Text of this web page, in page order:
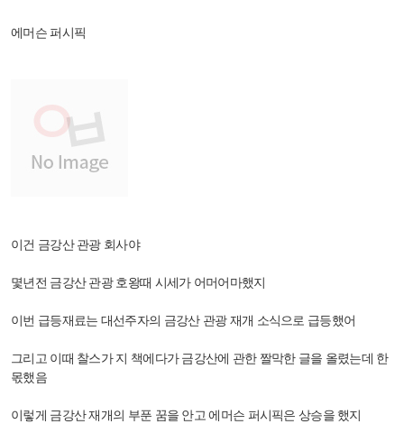
에머슨 퍼시픽
이건 금강산 관광 회사야
몇년전 금강산 관광 호왕때 시세가 어머어마했지
이번 급등재료는 대선주자의 금강산 관광 재개 소식으로 급등했어
그리고 이때 찰스가 지 책에다가 금강산에 관한 짤막한 글을 올렸는데 한
몫했음
이렇게 금강산 재개의 부푼 꿈을 안고 에머슨 퍼시픽은 상승을 했지